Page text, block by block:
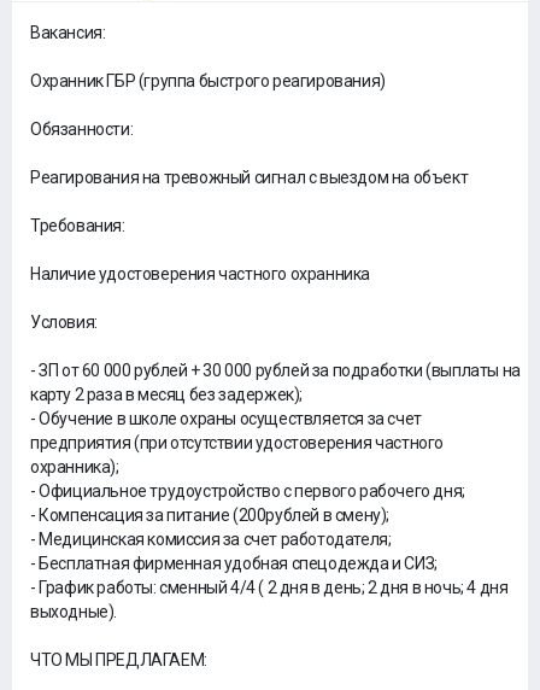
Вакансия:
Охранник ГБР (группа быстрого реагирования)
Обязанности:
Реагирования на тревожный сигнал с выездом на объект
Требования:
Наличие удостоверения частного охранника
Условия:
- ЗП от 60 000 рублей + 30 000 рублей за подработки (выплаты на
карту 2 раза в месяц без задержек);
- Обучение в школе охраны осуществляется за счет
предприятия (при отсутствии удостоверения частного
охранника);
- Официальное трудоустройство с первого рабочего дня;
- Компенсация за питание (200рублей в смену);
- Медицинская комиссия за счет работодателя;
- Бесплатная фирменная удобная спецодежда и СИЗ;
- График работы: сменный 4/4 ( 2 дня в день; 2 дня в ночь; 4 дня
выходные).
ЧТО МЫ ПРЕДЛАГАЕМ: